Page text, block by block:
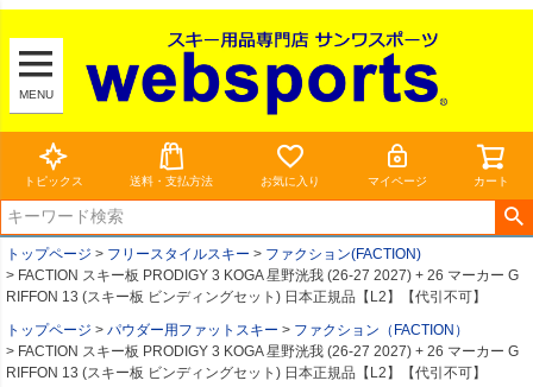
MENU
トピックス 送料・支払方法 お気に入り マイページ カート
トップページ フリースタイルスキー
ファクション(FACTION)
FACTION スキー板 PRODIGY 3 KOGA 星野洸我 (26-27 2027) + 26 マーカー G
RIFFON 13 (スキー板 ビンディングセット) 日本正規品【L2】【代引不可】
トップページ
パウダー用ファットスキー
ファクション（FACTION）
FACTION スキー板 PRODIGY 3 KOGA 星野洸我 (26-27 2027) + 26 マーカー G
RIFFON 13 (スキー板 ビンディングセット) 日本正規品【L2】【代引不可】